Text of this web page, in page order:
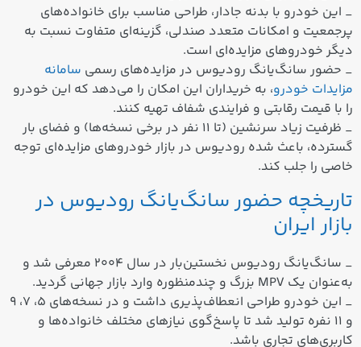
_ این خودرو با بدنه جادار، طراحی مناسب برای خانواده‌های
پرجمعیت و امکانات متعدد صندلی، گزینه‌ای متفاوت نسبت به
دیگر خودروهای مزایده‌ای است.
_ حضور سانگ‌یانگ رودیوس در مزایده‌های رسمی سامانه
مزایدات خودرو، به خریداران این امکان را می‌دهد که این خودرو
را با قیمت رقابتی و فرایندی شفاف تهیه کنند.
_ ظرفیت زیاد سرنشین (تا 11 نفر در برخی نسخه‌ها) و فضای بار
گسترده، باعث شده رودیوس در بازار خودروهای مزایده‌ای توجه
خاصی را جلب کند.
تاریخچه حضور سانگ‌یانگ رودیوس در
بازار ایران
_ سانگ‌یانگ رودیوس نخستین‌بار در سال ۲۰۰۴ معرفی شد و
به‌عنوان یک MPV بزرگ و چندمنظوره وارد بازار جهانی گردید.
_ این خودرو طراحی انعطاف‌پذیری داشت و در نسخه‌های 5، 7، 9
و 11 نفره تولید شد تا پاسخ‌گوی نیازهای مختلف خانواده‌ها و
کاربری‌های تجاری باشد.